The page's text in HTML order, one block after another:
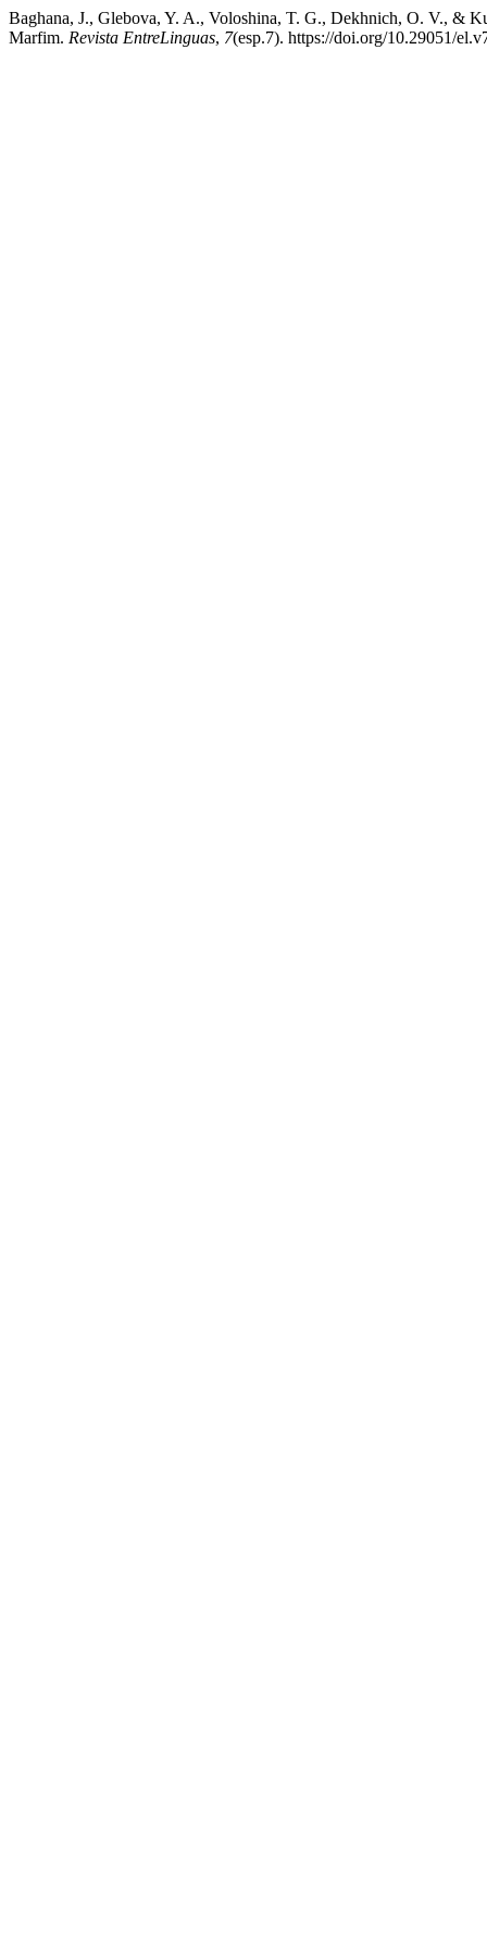
Baghana, J., Glebova, Y. A., Voloshina, T. G., Dekhnich, O. V., &
Marfim. Revista EntreLinguas, 7(esp.7). https://doi.org/10.29051/